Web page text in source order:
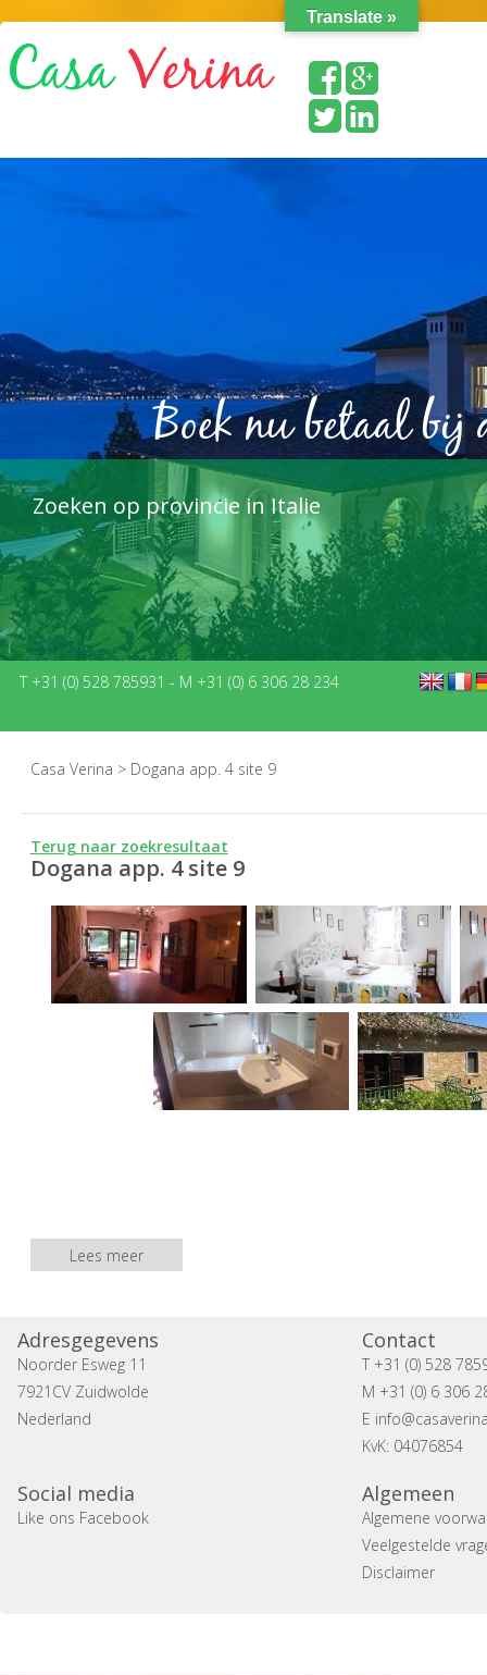
Zoeken op provincie in Italie
Boek nu betaal bij
T +31 (0) 528 785931 - M +31 (0) 6 306 28 234
Casa Verina > Dogana app. 4 site 9
Terug naar zoekresultaat
Dogana app. 4 site 9
Lees meer
Adresgegevens
Noorder Esweg 11
7921CV Zuidwolde
Nederland
Contact
T +31 (0) 528
M +31 (0) 6 306
E
KvK: 04076854
Social media
Like ons Facebook
Algemeen
Algemene
Veelgestelde
Disclaimer
Translate »